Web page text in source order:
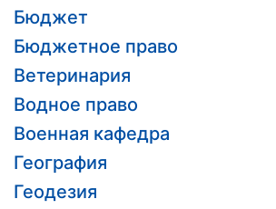
Бюджет
Бюджетное право
Ветеринария
Водное право
Военная кафедра
География
Геодезия